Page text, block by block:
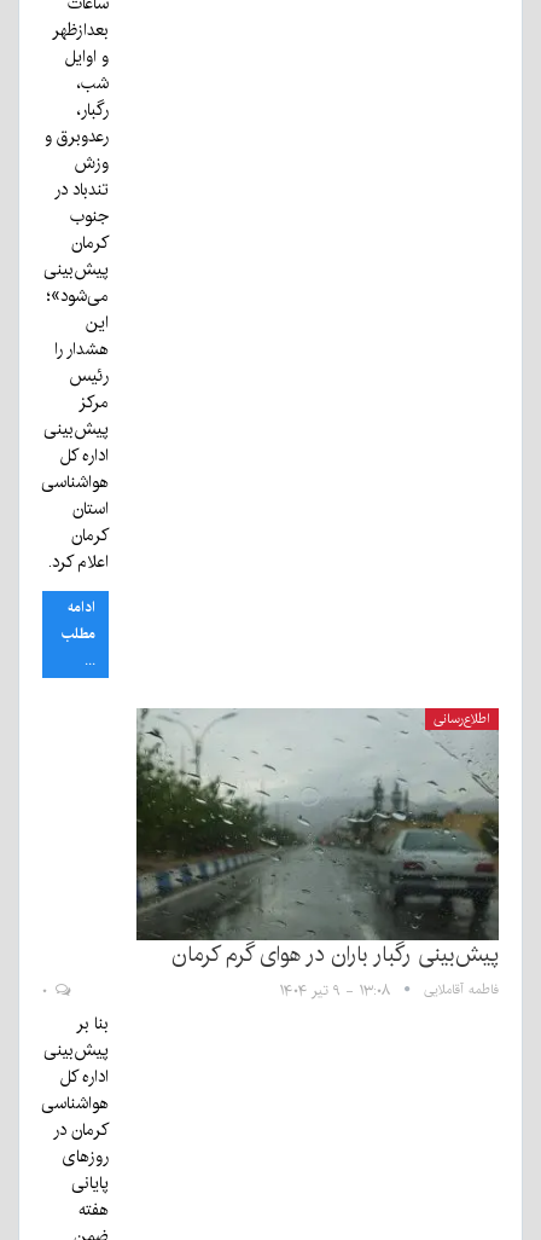
بعدازظهر
و اوایل
شب،
رگبار،
رعدوبرق و
وزش
تندباد در
جنوب
کرمان
پیش‌بینی
می‌شود»؛
این
هشدار را
رئیس
مرکز
پیش‌بینی
اداره کل
هواشناسی
استان
کرمان
اعلام کرد.
ادامه
مطلب
...
اطلاع‌رسانی
پیش‌بینی رگبار باران در هوای گرم کرمان
فاطمه آقاملایی ۱۳:۰۸ - ۹ تیر ۱۴۰۴
بنا بر
پیش‌بینی
اداره کل
هواشناسی
کرمان در
روزهای
پایانی
هفته